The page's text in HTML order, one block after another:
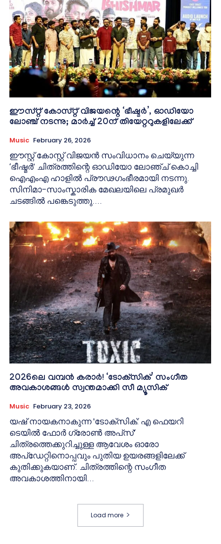
ഈസ്റ്റ് കോസ്റ്റ് വിജയന്റെ ‘ഭീഷ്മർ’, ഓഡിയോ
ലോഞ്ച് നടന്നു; മാർച്ച് 20ന് തിയേറ്ററുകളിലേക്ക്
Music February 26, 2026
ഈസ്റ്റ് കോസ്റ്റ് വിജയൻ സംവിധാനം ചെയ്യുന്ന
‘ഭീഷ്മർ’ ചിത്രത്തിന്റെ ഓഡിയോ ലോഞ്ച് കൊച്ചി
ഐഎംഎ ഹാളിൽ പ്രൗഢഗംഭീരമായി നടന്നു.
സിനിമാ–സാംസ്കാരിക മേഖലയിലെ പ്രമുഖർ
ചടങ്ങിൽ പങ്കെടുത്തു....
2026ലെ വമ്പൻ കരാർ! ‘ടോക്‌സിക്’ സംഗീത
അവകാശങ്ങൾ സ്വന്തമാക്കി സീ മ്യൂസിക്
Music February 23, 2026
യഷ് നായകനാകുന്ന 'ടോക്സിക്: എ ഫെയറി
ടെയിൽ ഫോർ ഗ്രോൺ അപ്‌സ്'
ചിത്രത്തെക്കുറിച്ചുള്ള ആവേശം ഓരോ
അപ്ഡേറ്റിനൊപ്പവും പുതിയ ഉയരങ്ങളിലേക്ക്
കുതിക്കുകയാണ്. ചിത്രത്തിന്റെ സംഗീത
അവകാശത്തിനായി...
Load more